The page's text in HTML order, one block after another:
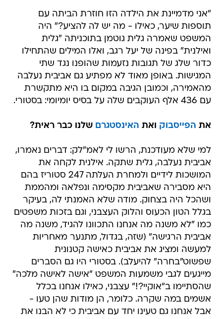
"אני מדמיינת את הילדה הזו חוזרת הביתה עם
תוספות שיער, כאילו - מה יש לה להציע?" היה
המשפט שאמרה גלית גוטמן בתוכניתה "גלית
ואילנית" בפינה של יעל רגב, ואלו המילים שהתחילו
כדור שלג של תגובות נזעמות שהופנו נגד שתי
המגישות. באופן מאוד לא מפתיע גם אביבית נעלבה
מהאמירה, וכמובן הגיבה במקום בו היא מתקשרת
עם 436 אלף העוקבים שלה על בסיס יומיומי: בסטורי.
את הפייסבוק ואת האינסטגרם שלנו כבר ראית?
למי שלא מעודכנת, הרשו לי לאמ"לק: דברים נאמרו,
אביבית נעלבה, גלית שתקה. אילנית לקחה את
המושכות לידיים ולמחרת העלתה 247 סטוריז בהם
היא מסבירה שאביבית מקסימה ונפלאה ומהממת
ושהכל היה בצחוק. מודה שלא האמנתי לה, בעיקר
בגלל הטון הכעוס והלוק העצבני, וגם בזכות משפטים
כמו "לא משנה מה אנחנו התכוונו להגיד, משנה מה
אביבית הרגישה" (שזה, בגדול, מתנער מאחריות
למעשה ומציג את אביבית כאישה קטנונית
שפשוט"בחרה" להיעלב). בסטורי היו גם הסברים
מייגעים לגבי משמעות המשפט "אישה לאישה מלכה"
שהסתיימו ב"אוקיי?!" עצבני, כאילו אנחנו בכלל
אשמים במה שקרה. כלומר, הן מודות שהן טעו -
אבל אנחנו גם טעינו יחד עם אביבית כי לא הבנו את